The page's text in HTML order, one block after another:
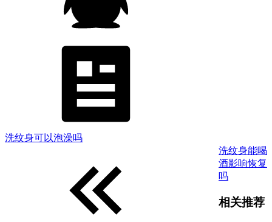
洗纹身可以泡澡吗
洗纹身能喝
酒影响恢复
吗
相关推荐